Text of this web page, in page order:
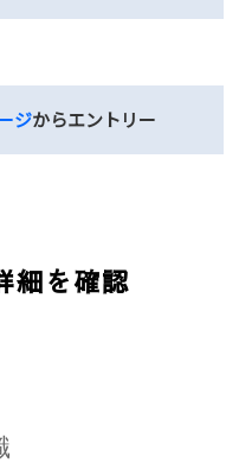
ジからエントリー
細を確認